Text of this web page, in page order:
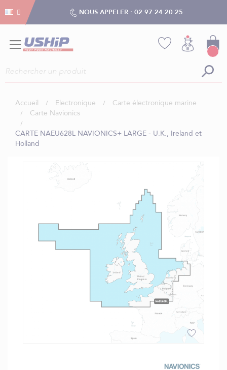
NOUS APPELER : 02 97 24 20 25
Accueil Electronique
Carte électronique marine
Carte Navionics
CARTE NAEU628L NAVIONICS+ LARGE - U.K., Ireland et
Holland
images
Gestion des cookies
Gestion des cookies